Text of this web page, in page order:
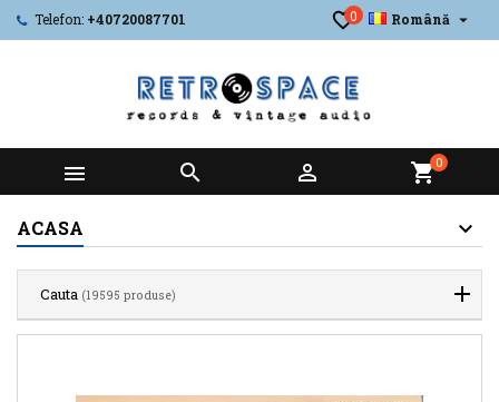
Telefon: +40720087701 Română 
0
   shopping_cart0
ACASA
Cauta (19595 produse)